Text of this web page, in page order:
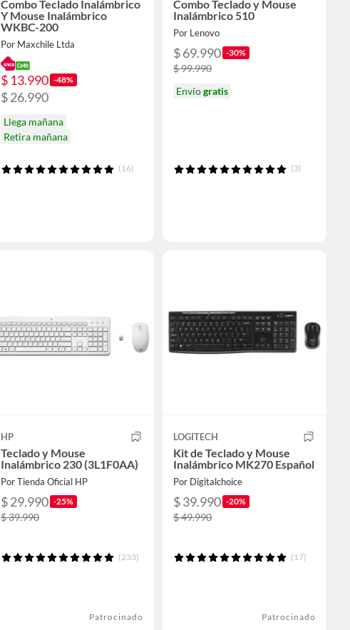
Combo Teclado Inalámbrico
Y Mouse Inalámbrico
WKBC-200
Por Maxchile Ltda
$ 13.990 -48%
$ 26.990
Llega mañana
Retira mañana
(16)
Combo Teclado y Mouse
Inalámbrico 510
Por Lenovo
$ 69.990 -30%
$ 99.990
Envíogratis
(3)
HP
Teclado y Mouse
Inalámbrico 230 (3L1F0AA)
Por Tienda Oficial HP
$ 29.990 -25%
$ 39.990
(233)
Patrocinado
LOGITECH
Kit de Teclado y Mouse
Inalámbrico MK270 Español
Por Digitalchoice
$ 39.990 -20%
$ 49.990
(17)
Patrocinado